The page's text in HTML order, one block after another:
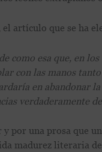
artículo que se ha
como esa que, en
con las manos
en abandonar
verdaderamente
por una prosa que
madurez literaria